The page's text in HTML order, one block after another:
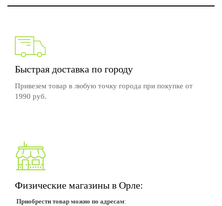
Быстрая доставка по городу
Привезем товар в любую точку города при покупке от
1990 руб.
Физические магазины в Орле:
Приобрести товар можно по адресам: